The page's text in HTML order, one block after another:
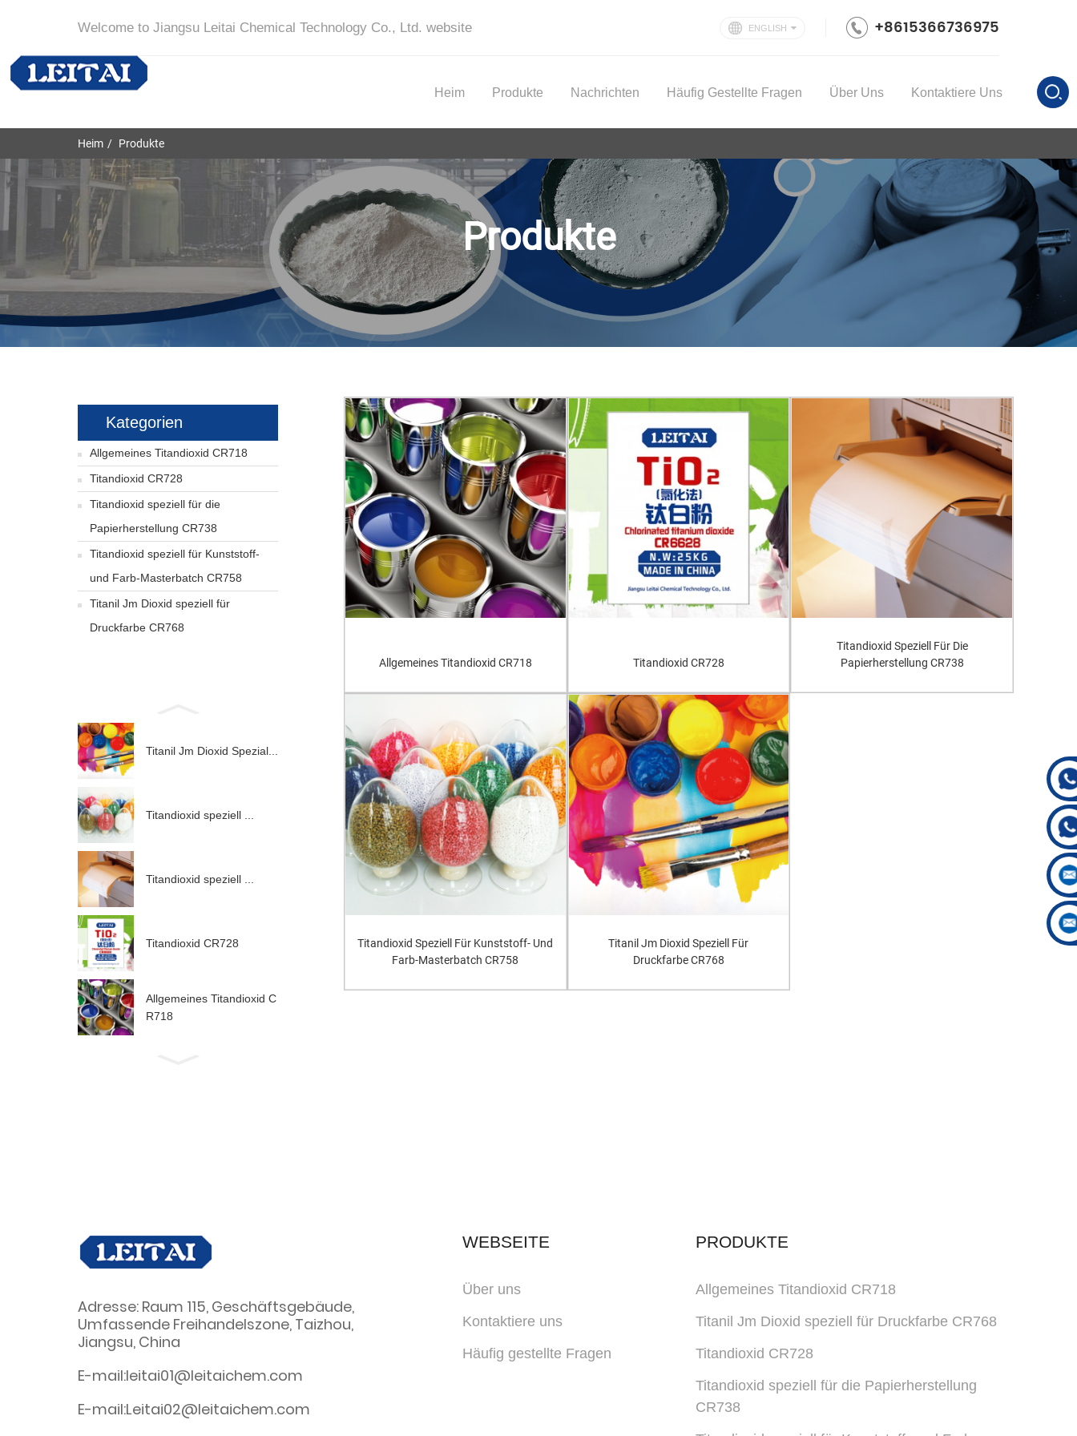
Welcome to Jiangsu Leitai Chemical Technology Co., Ltd. website ENGLISH +8615366736975
Heim Produkte Nachrichten Häufig Gestellte Fragen Über Uns Kontaktiere Uns
Heim Produkte
Produkte
Kategorien
Allgemeines Titandioxid CR718
Titandioxid CR728
Titandioxid speziell für die
Papierherstellung CR738
Titandioxid speziell für Kunststoff-
und Farb-Masterbatch CR758
Titanil Jm Dioxid speziell für
Druckfarbe CR768
Titanil Jm Dioxid Spezial...
Titandioxid speziell ...
Titandioxid speziell ...
Titandioxid CR728
Allgemeines Titandioxid C
R718
Allgemeines Titandioxid CR718 Titandioxid CR728
Titandioxid Speziell Für Die
Papierherstellung CR738
Titandioxid Speziell Für Kunststoff- Und
Farb-Masterbatch CR758
Titanil Jm Dioxid Speziell Für
Druckfarbe CR768
Adresse: Raum 115, Geschäftsgebäude,
Umfassende Freihandelszone, Taizhou,
Jiangsu, China
E-mail:leitai01@leitaichem.com
E-mail:Leitai02@leitaichem.com
WEBSEITE
Über uns
Kontaktiere uns
Häufig gestellte Fragen
PRODUKTE
Allgemeines Titandioxid CR718
Titanil Jm Dioxid speziell für Druckfarbe CR768
Titandioxid CR728
Titandioxid speziell für die Papierherstellung
CR738